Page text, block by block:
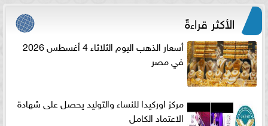
الأكثر قراءةً
أسعار الذهب اليوم الثلاثاء 4 أغسطس 2026
في مصر
مركز اوركيدا للنساء والتوليد يحصل على شهادة
الاعتماد الكامل